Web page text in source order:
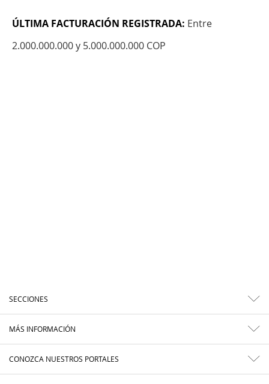
ÚLTIMA FACTURACIÓN REGISTRADA: Entre
2.000.000.000 y 5.000.000.000 COP
SECCIONES
MÁS INFORMACIÓN
CONOZCA NUESTROS PORTALES